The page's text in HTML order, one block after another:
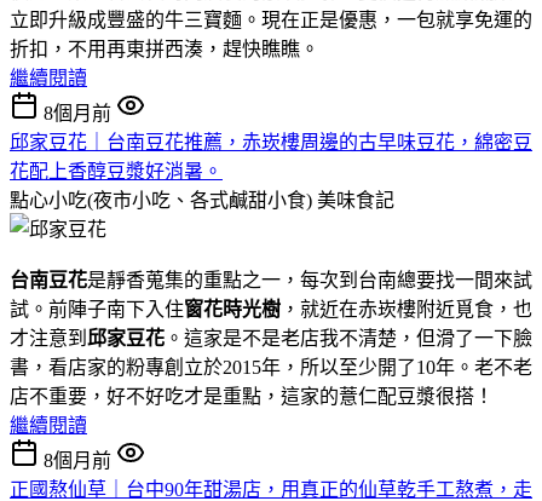
立即升級成豐盛的牛三寶麵。現在正是優惠，一包就享免運的
折扣，不用再東拼西湊，趕快瞧瞧。
繼續閱讀
8個月前
邱家豆花｜台南豆花推薦，赤崁樓周邊的古早味豆花，綿密豆
花配上香醇豆漿好消暑。
點心小吃(夜市小吃、各式鹹甜小食) 美味食記
台南豆花是靜香蒐集的重點之一，每次到台南總要找一間來試
試。前陣子南下入住窗花時光樹 ，就近在赤崁樓附近覓食，也
才注意到 邱家豆花 。這家是不是老店我不清楚，但滑了一下臉
書，看店家的粉專創立於2015年，所以至少開了10年。老不老
店不重要，好不好吃才是重點，這家的薏仁配豆漿很搭！
繼續閱讀
8個月前
正國熬仙草｜台中90年甜湯店，用真正的仙草乾手工熬煮，走